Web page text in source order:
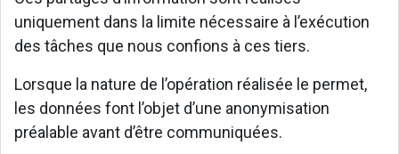
uniquement dans la limite nécessaire à l’exécution
des tâches que nous confions à ces tiers.
Lorsque la nature de l’opération réalisée le permet,
les données font l’objet d’une anonymisation
préalable avant d’être communiquées.